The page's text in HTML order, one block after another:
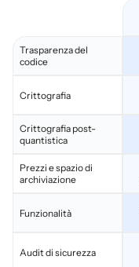
Trasparenza del
codice
Crittografia
Crittografia post-
quantistica
Prezzi e spazio di
archiviazione
Funzionalità
Audit di sicurezza